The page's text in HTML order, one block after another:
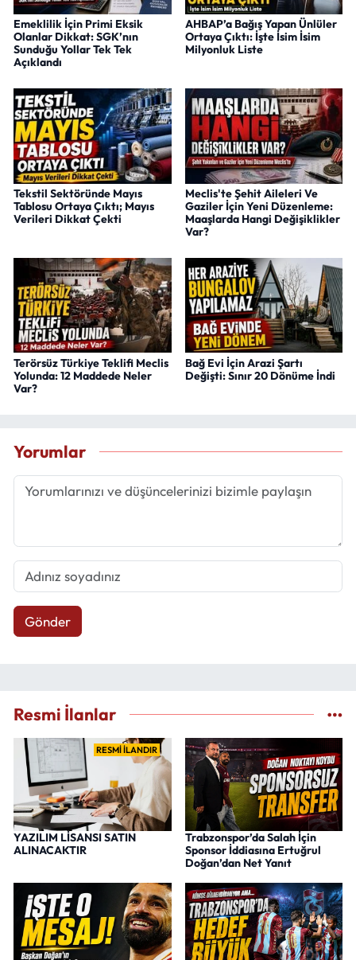
Emeklilik İçin Primi Eksik
Olanlar Dikkat: SGK’nın
Sunduğu Yollar Tek Tek
Açıklandı
AHBAP’a Bağış Yapan Ünlüler
Ortaya Çıktı: İşte İsim İsim
Milyonluk Liste
Tekstil Sektöründe Mayıs
Tablosu Ortaya Çıktı; Mayıs
Verileri Dikkat Çekti
Meclis'te Şehit Aileleri Ve
Gaziler İçin Yeni Düzenleme:
Maaşlarda Hangi Değişiklikler
Var?
Terörsüz Türkiye Teklifi Meclis
Yolunda: 12 Maddede Neler
Var?
Bağ Evi İçin Arazi Şartı
Değişti: Sınır 20 Dönüme İndi
Yorumlar
Gönder
Resmi İlanlar
RESMİ İLANDIR
YAZILIM LİSANSI SATIN
ALINACAKTIR
Trabzonspor’da Salah İçin
Sponsor İddiasına Ertuğrul
Doğan’dan Net Yanıt